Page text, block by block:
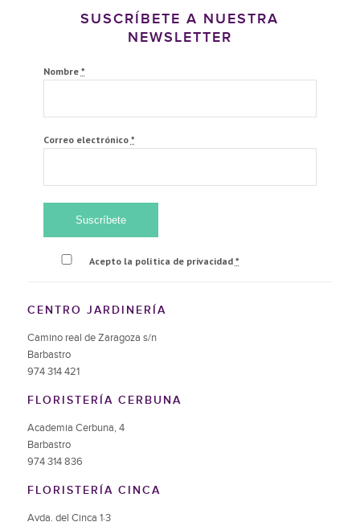
SUSCRÍBETE A NUESTRA
NEWSLETTER
Nombre *
Correo electrónico *
Acepto la política de privacidad *
CENTRO JARDINERÍA
Camino real de Zaragoza s/n
Barbastro
974 314 421
FLORISTERÍA CERBUNA
Academia Cerbuna, 4
Barbastro
974 314 836
FLORISTERÍA CINCA
Avda. del Cinca 1·3